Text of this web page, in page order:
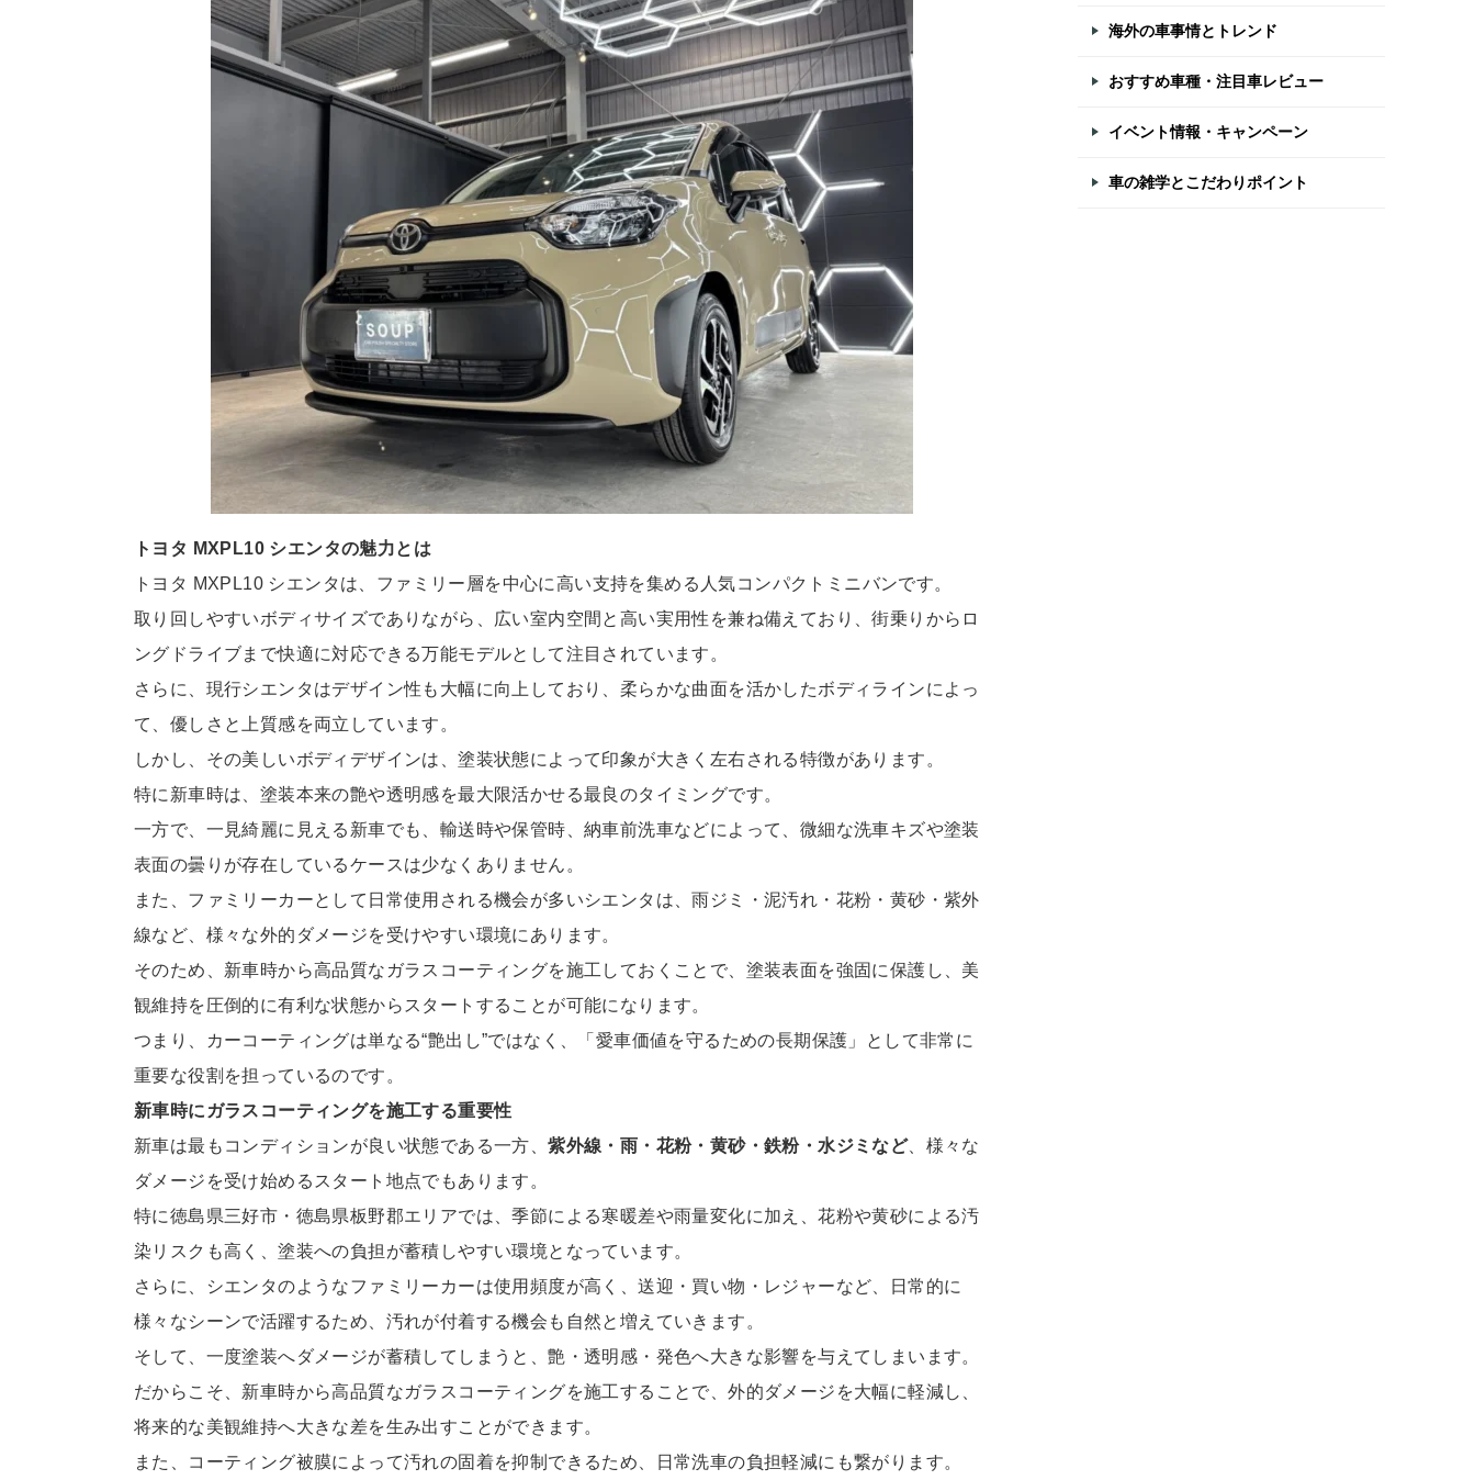
トヨタ MXPL10 シエンタの魅力とは
トヨタ MXPL10 シエンタは、ファミリー層を中心に高い支持を集める人気コンパク トミニバンです。
取り回しやすいボディサイズでありながら、広い室内空間と高い実用性を兼ね備えており、街乗りからロ
ングドライブまで快適に対応できる万能モデルとして注目されています。
さらに、現行シエンタはデザイン性も大幅に向上しており、柔らかな曲面を活かしたボディラインによっ
て、優しさと上質感を両立しています。
しかし、その美しいボディデザインは、塗装状態によって印象が大きく左右される特徴があります。
特に新車時は、塗装本来の艶や透明感を最大限活かせる最良のタイ ミングです。
一方で、一見綺麗に見える新車でも、輸送時や保管時、納車前洗車などによって、微細な洗車キズや塗装
表面の曇りが存在しているケースは少なくありません。
また、ファミリーカーとして日常使用される機会が多いシエンタは 、雨ジミ・泥汚れ・花粉・黄砂・紫外
線など、様々な外的ダメージを受けやすい環境にあります。
そのため、新車時から高品質なガラスコーティングを施工しておく ことで、塗装表面を強固に保護し、美
観維持を圧倒的に有利な状態からスタートすることが可能になります。
つまり、カーコーティングは単なる“艶出し”ではなく、「愛車価値を守るための長期保護」として非常に
重要な役割を担っているのです。
新車時にガラスコーティングを施工する重要性
新車は最もコンディションが良い状態である一方、紫外線・雨・花粉・黄砂・鉄粉・水ジミなど、様々な
ダメージを受け始めるスター ト地点でもあります。
特に徳島県三好市・徳島県板野郡エリアでは、季節による寒暖差や雨量変化に加え、花粉や黄砂による汚
染リスクも高く、塗装への負担が蓄積しやすい環境となっています。
さらに、シエンタのようなファミリーカーは使用頻度が高く、送迎 ・買い物・レジャーなど、日常的に
様々なシーンで活躍するため、 汚れが付着する機会も自然と増えていきます。
そして、一度塗装へダメージが蓄積してしまうと、艶・透明感・発色へ大きな影響を与えてしまいます。
だからこそ、新車時から高品質なガラスコーティングを施工するこ とで、外的ダメージを大幅に軽減し、
将来的な美観維持へ大きな差を生み出すことができます。
また、コーティング被膜によって汚れの固着を抑制できるため、日 常洗車の負担軽減にも繋がります。
海外の車事情とトレンド
おすすめ車種・注目車レビュー
イベント情報・キャンペーン
車の雑学とこだわりポイント